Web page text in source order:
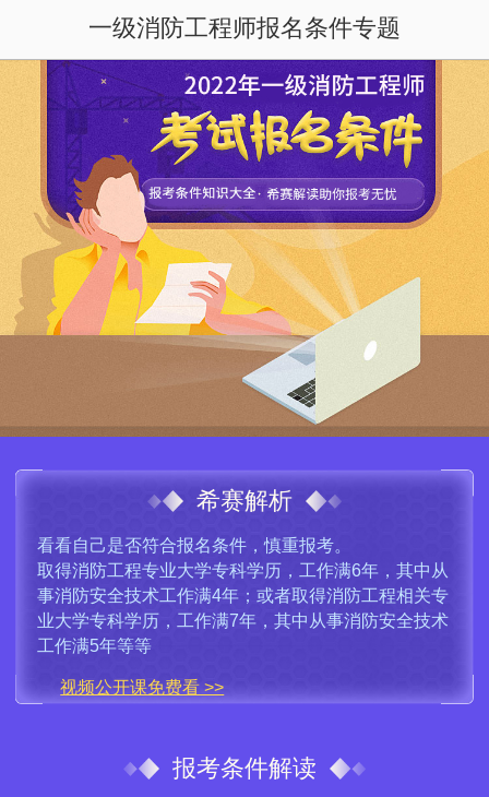
一级消防工程师报名条件专题
希赛解析
看看自己是否符合报名条件，慎重报考。
取得消防工程专业大学专科学历，工作满6年，其中从
事消防安全技术工作满4年；或者取得消防工程相关专
业大学专科学历，工作满7年，其中从事消防安全技术
工作满5年等等
视频公开课免费看 >>
报考条件解读